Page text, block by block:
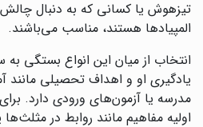
تیزهوش یا کسانی که به دنبال چالش
المپیادها هستند، مناسب می‌باشند.
انتخاب از میان این انواع بستگی
یادگیری او و اهداف تحصیلی مانند
مدرسه یا آزمون‌های ورودی دارد.
اولیه مفاهیم مانند روابط در